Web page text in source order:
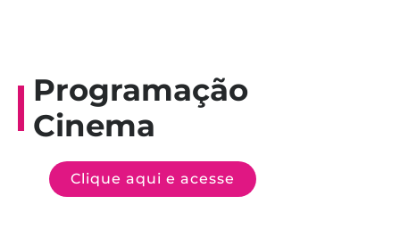
Programação
Cinema
Clique aqui e acesse